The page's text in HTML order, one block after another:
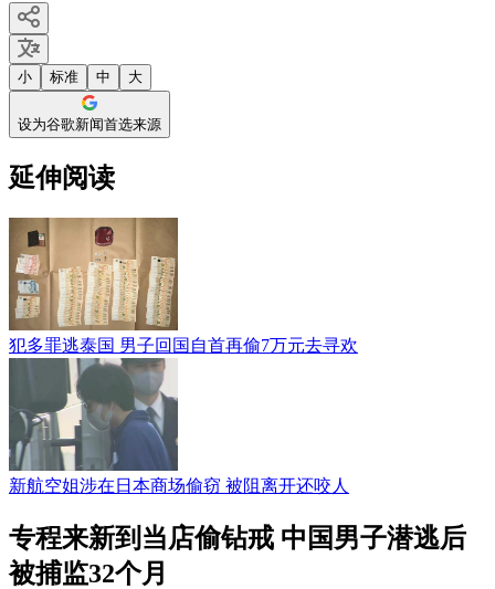
小 标准 中 大
设为谷歌新闻首选来源
延伸阅读
犯多罪逃泰国 男子回国自首再偷7万元去寻欢
新航空姐涉在日本商场偷窃 被阻离开还咬人
专程来新到当店偷钻戒 中国男子潜逃后
被捕监32个月